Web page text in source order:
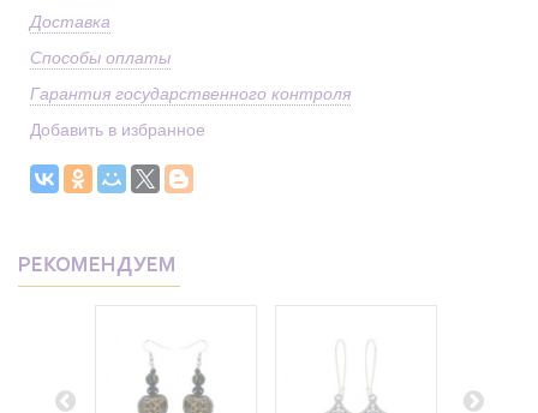
Доставка
Способы оплаты
Гарантия государственного контроля
Добавить в избранное
РЕКОМЕНДУЕМ